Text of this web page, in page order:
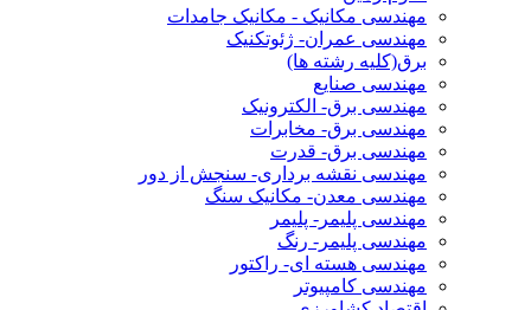
مهندسی مکانیک - مکانیک جامدات
مهندسی عمران- ژئوتکنیک
برق(کلیه رشته ها)
مهندسی صنایع
مهندسی برق- الکترونیک
مهندسی برق- مخابرات
مهندسی برق- قدرت
مهندسی نقشه برداری- سنجش از دور
مهندسی معدن- مکانیک سنگ
مهندسی پلیمر- پلیمر
مهندسی پلیمر- رنگ
مهندسی هسته ای- راکتور
مهندسی کامپیوتر